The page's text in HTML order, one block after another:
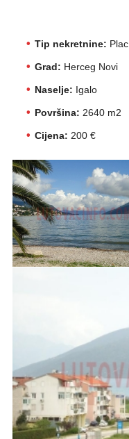
Tip nekretnine: Plac
Grad: Herceg Novi
Naselje: Igalo
Površina: 2640 m2
Cijena: 200 €